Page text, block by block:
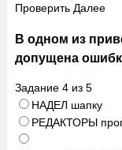
Проверить Далее
В одном из
допущена
Задание 4из 5
НАДЕЛ шапку
РЕДАКТОРЫ